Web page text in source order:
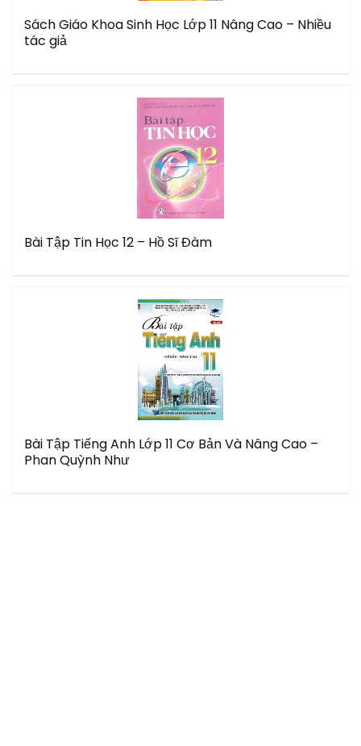
Sách Giáo Khoa Sinh Học Lớp 11 Nâng Cao – Nhiều
tác giả
Bài Tập Tin Học 12 – Hồ Sĩ Đàm
Bài Tập Tiếng Anh Lớp 11 Cơ Bản Và Nâng Cao –
Phan Quỳnh Như